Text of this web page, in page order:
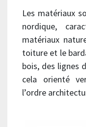
Les matériaux
nordique,
matériaux
toiture et le
bois, des lignes
cela orienté
l’ordre